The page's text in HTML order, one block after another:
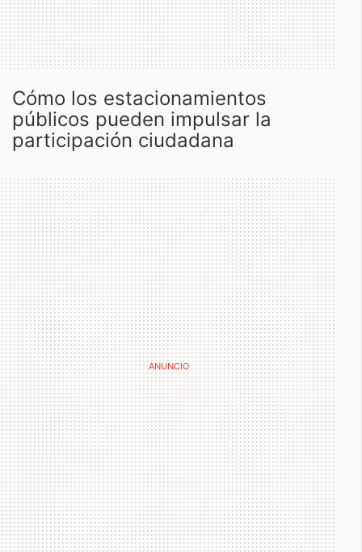
cómo los estacionamientos
públicos pueden impulsar la
participación ciudadana